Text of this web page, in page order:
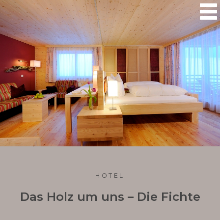

HOTEL
Das Holz um uns – Die Fichte